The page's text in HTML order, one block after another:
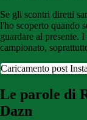
Se gli scontri diretti
l'ho scoperto quando
guardare al presente.
campionato,
Caricamento post
Le parole di
Dazn